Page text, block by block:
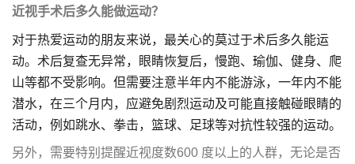
近视手术后多久能做运动？
对于热爱运动的朋友来说，最关心的莫过于术后多久能运
动。术后复查无异常，眼睛恢复后，慢跑、瑜伽、健身、爬
山等都不受影响。但需要注意半年内不能游泳，一年内不能
潜水，在三个月内，应避免剧烈运动及可能直接触碰眼睛的
活动，例如跳水、拳击，篮球、足球等对抗性较强的运动。
另外，需要特别提醒近视度数600 度以上的人群，无论是否